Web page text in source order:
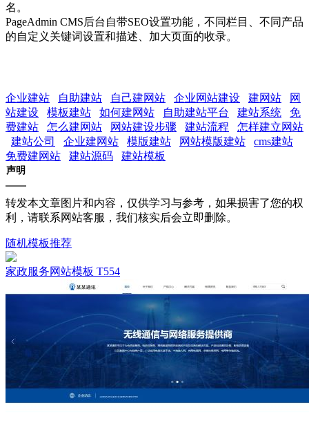
名。
PageAdmin CMS后台自带SEO设置功能，不同栏目、不同产品
的自定义关键词设置和描述、加大页面的收录。
企业建站 自助建站 自己建网站 企业网站建设 建网站
网
站建设
模板建站 如何建网站 自助建站平台 建站系统
免
费建站
怎么建网站 网站建设步骤 建站流程
怎样建立网站
建站公司
企业建网站 模版建站 网站模版建站
cms建站
免费建网站
建站源码 建站模板
声明
转发本文章图片和内容，仅供学习与参考，如果损害了您的权
利，请联系网站客服，我们核实后会立即删除。
随机模板推荐
家政服务网站模板 T554